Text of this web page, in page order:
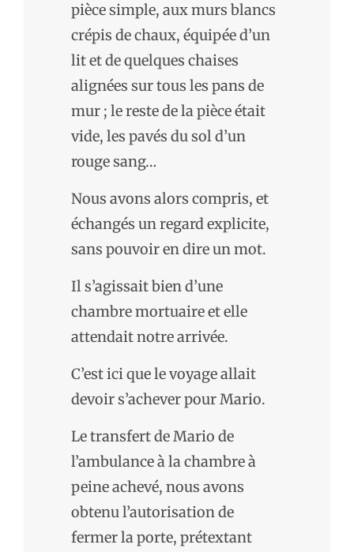
pièce simple, aux murs blancs
crépis de chaux, équipée d’un
lit et de quelques chaises
alignées sur tous les pans de
mur ; le reste de la pièce était
vide, les pavés du sol d’un
rouge sang…
Nous avons alors compris, et
échangés un regard explicite,
sans pouvoir en dire un mot.
Il s’agissait bien d’une
chambre mortuaire et elle
attendait notre arrivée.
C’est ici que le voyage allait
devoir s’achever pour Mario.
Le transfert de Mario de
l’ambulance à la chambre à
peine achevé, nous avons
obtenu l’autorisation de
fermer la porte, prétextant